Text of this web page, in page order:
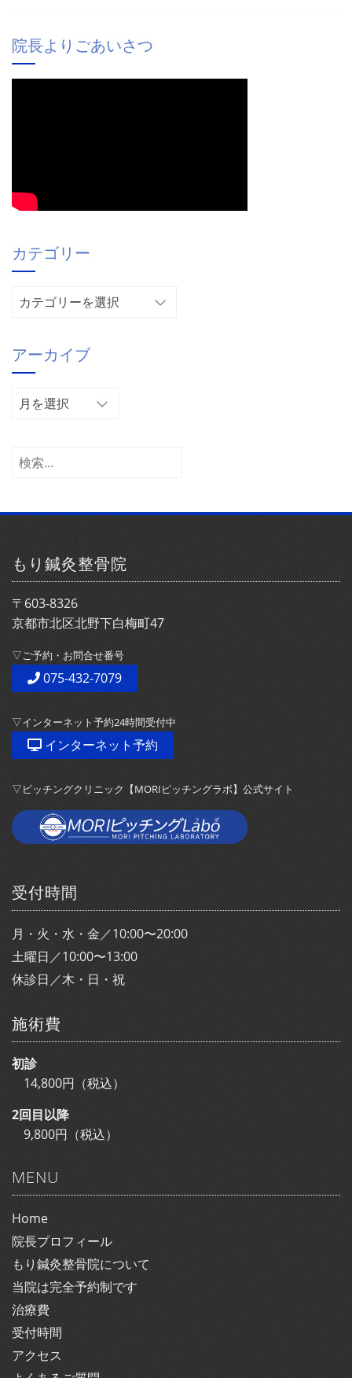
院長よりごあいさつ
カテゴリー
リ
ー
アーカイブ
ア
イ
検
もり鍼灸整骨院
〒603-8326
京都市北区北野下白梅町47
▽ご予約・お問合せ番号
075-432-7079
▽インターネット予約24時間受付中
インターネット予約
▽ピッチングクリニック【MORIピッチングラボ】公式サイト
受付時間
月・火・水・金／10:00〜20:00
土曜日／10:00〜13:00
休診日／木・日・祝
施術費
初診
14,800円（税込）
2回目以降
9,800円（税込）
MENU
Home
院長プロフィール
もり鍼灸整骨院について
当院は完全予約制です
治療費
受付時間
アクセス